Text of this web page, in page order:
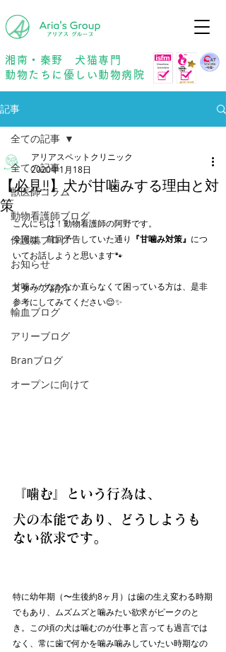
湘南・秦野 犬猫専門
動物たちに優しい動物病院
記事
全ての記事
獣医師コラム
動物看護師ブログ
保護猫ブログ
お知らせ
スタッフ紹介
輸血ブログ
アリーブログ
Branブログ
オープンに向けて
全ての記事
【必見!!】犬が甘噛みする理由と対
策
アリアスペットクリニック
2020年1月18日
こんにちは！動物看護師の阿野です。
今回は、前回予告していた通り
『甘噛み対策』 につ
いてお話しようと思います🐾
甘噛みがなかなか直らなくて困っている方は、是非
参考にしてみてください😌✨
『噛む』という行為は、
犬の本能であり、どうしようも
ない欲求です。
特に幼年期（〜生後約8ヶ月）は歯の生え変わる時期
でもあり、ムズムズと噛みたい欲求がピークのと
き。この頃の犬は噛むのが仕事と言っても過言では
なく、常に歯で何かを噛み噛みしていたい時期なの